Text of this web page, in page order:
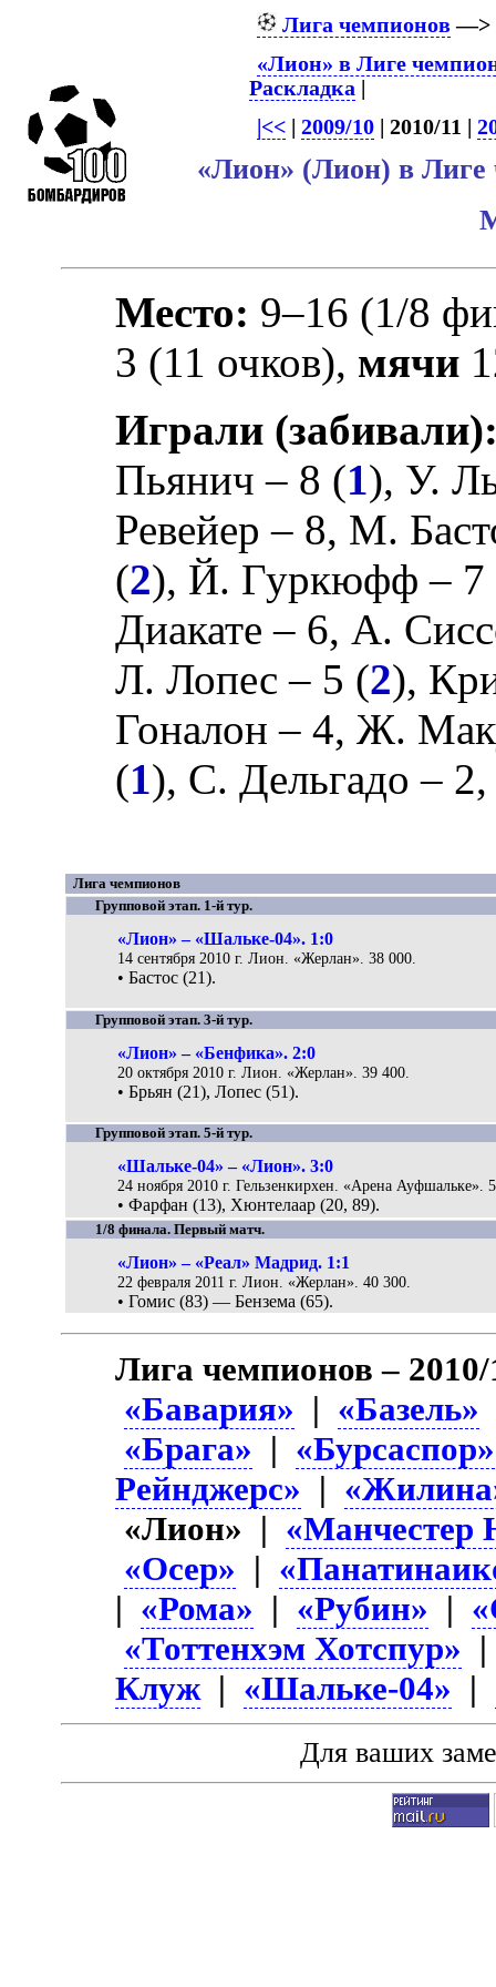
Лига чемпионов
«Лион» в Лиге
Раскладка |
|<<| 2009/10| 2010/11 |
«Лион» (Лион) в
Место: 9–16 (1/8
3 (11 очков), мячи
Играли
Пьянич – 8 (1), У.
Ревейер – 8, М.
(2), Й. Гуркюфф – 7
Диакате – 6, А.
Л. Лопес – 5 (2),
Гоналон – 4,Ж.
(1), С. Дельгадо –
Лига чемпионов
Групповой этап. 1-й тур.
«Лион» – «Шальке-04». 1:0
14 сентября 2010 г. Лион. «Жерлан». 38 000.
• Бастос (21).
Групповой этап. 3-й тур.
«Лион» – «Бенфика». 2:0
20 октября 2010 г. Лион. «Жерлан». 39 400.
• Брьян (21), Лопес (51).
Групповой этап. 5-й тур.
«Шальке-04» – «Лион». 3:0
24 ноября 2010 г. Гельзенкирхен. «Арена Ауфшальке».
• Фарфан (13), Хюнтелаар (20, 89).
1/8 финала. Первый матч.
«Лион» – «Реал» Мадрид. 1:1
22 февраля 2011 г. Лион. «Жерлан». 40 300.
• Гомис (83) — Бензема (65).
Лига чемпионов –
«Бавария» | «Базель»
«Брага» | «Бурсаспор»
Рейнджерс» |
«Лион» | «Манчестер
«Осер» |
| «Рома» | «Рубин» |
«Тоттенхэм Хотспур»
Клуж | «Шальке-04» |
Для ваших